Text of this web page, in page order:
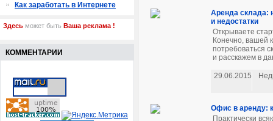
Аренда склада:
и недостатки
Открываете
Конечно, вашей
потребоваться
и расскажем в
29.06.2015
Офис в аренду:
Практически
Как заработать в Интернете
Здесь может быть Ваша реклама !
КОММЕНТАРИИ